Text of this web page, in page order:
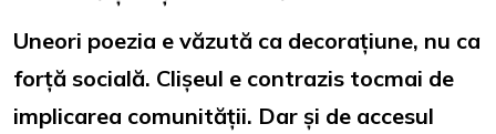
Uneori poezia e văzută ca decorațiune, nu ca
forță socială. Clișeul e contrazis tocmai de
implicarea comunității. Dar și de accesul